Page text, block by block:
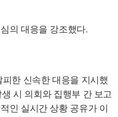
의 대응을 강조했다.
한 신속한 대응을 지시했
시 의회와 집행부 간 보고
인 실시간 상황 공유가 이